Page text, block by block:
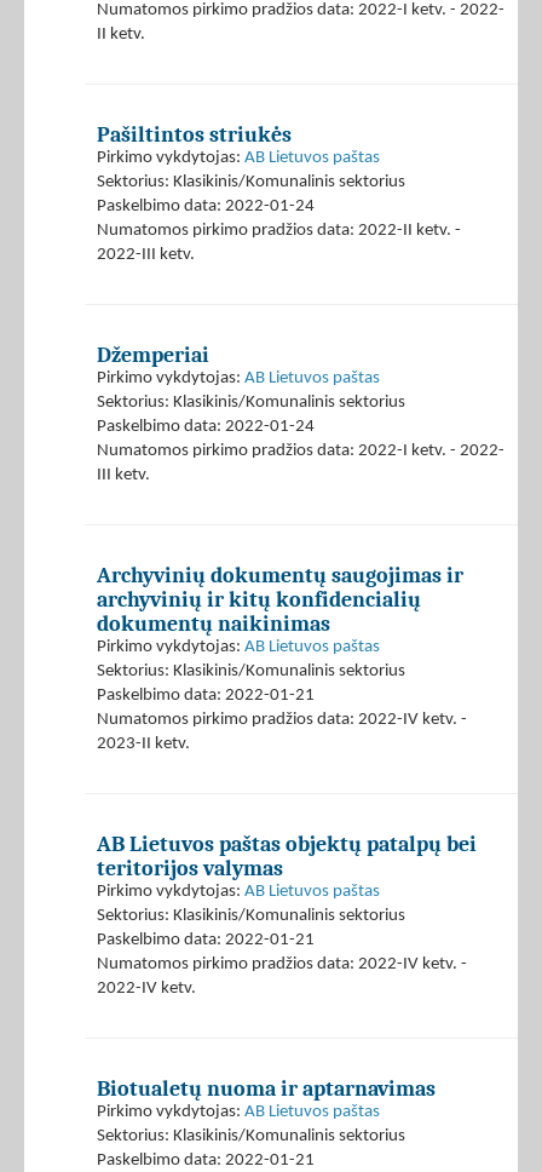
Numatomos pirkimo pradžios data: 2022-I ketv. - 2022-
II ketv.
Pašiltintos striukės
Pirkimo vykdytojas: AB Lietuvos paštas
Sektorius: Klasikinis/Komunalinis sektorius
Paskelbimo data: 2022-01-24
Numatomos pirkimo pradžios data: 2022-II ketv. -
2022-III ketv.
Džemperiai
Pirkimo vykdytojas: AB Lietuvos paštas
Sektorius: Klasikinis/Komunalinis sektorius
Paskelbimo data: 2022-01-24
Numatomos pirkimo pradžios data: 2022-I ketv. - 2022-
III ketv.
Archyvinių dokumentų saugojimas ir
archyvinių ir kitų konfidencialių
dokumentų naikinimas
Pirkimo vykdytojas: AB Lietuvos paštas
Sektorius: Klasikinis/Komunalinis sektorius
Paskelbimo data: 2022-01-21
Numatomos pirkimo pradžios data: 2022-IV ketv. -
2023-II ketv.
AB Lietuvos paštas objektų patalpų bei
teritorijos valymas
Pirkimo vykdytojas: AB Lietuvos paštas
Sektorius: Klasikinis/Komunalinis sektorius
Paskelbimo data: 2022-01-21
Numatomos pirkimo pradžios data: 2022-IV ketv. -
2022-IV ketv.
Biotualetų nuoma ir aptarnavimas
Pirkimo vykdytojas: AB Lietuvos paštas
Sektorius: Klasikinis/Komunalinis sektorius
Paskelbimo data: 2022-01-21